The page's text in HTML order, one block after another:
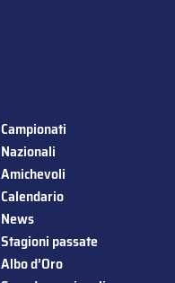
Campionati
Nazionali
Amichevoli
Calendario
News
Stagioni passate
Albo d’Oro